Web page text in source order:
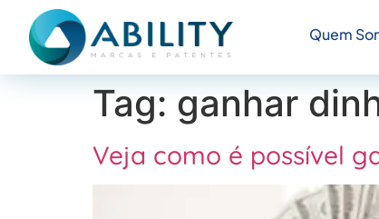
Quem
Tag: ganhar
Veja como é possível